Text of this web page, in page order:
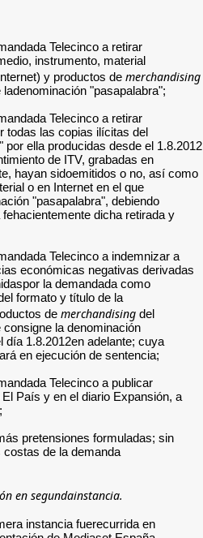
Telecinco a retirar
instrumento, material
y productos de merchandising
"pasapalabra";
Telecinco a retirar
todas las copias ilícitas del
por ella producidas desde el 1.8.2012
de ITV, grabadas en
hayan sidoemitidos o no, así como
o en Internet en el que
"pasapalabra", debiendo
dicha retirada y
Telecinco a indemnizar a
económicas negativas derivadas
la demandada como
formato y título de la
de merchandising del
la denominación
día 1.8.2012en adelante; cuya
en ejecución de sentencia;
Telecinco a publicar
El País y en el diario Expansión, a
pretensiones formuladas; sin
costas de la demanda
en segundainstancia.
instancia fuerecurrida en